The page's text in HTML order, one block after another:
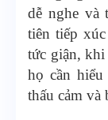
dễ nghe và
tiên tiếp
tức giận,
họ cần
thấu cảm và